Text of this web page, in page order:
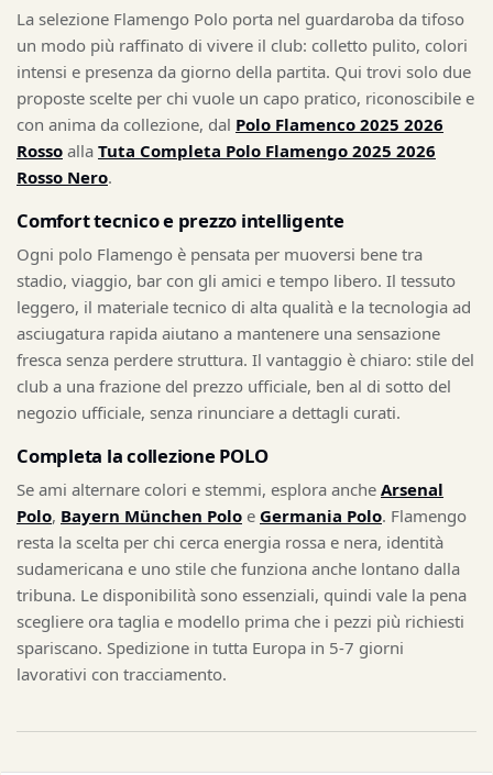
La selezione Flamengo Polo porta nel guardaroba da tifoso
un modo più raffinato di vivere il club: colletto pulito, colori
intensi e presenza da giorno della partita. Qui trovi solo due
proposte scelte per chi vuole un capo pratico, riconoscibile e
con anima da collezione, dal Polo Flamenco 2025 2026
Rosso alla Tuta Completa Polo Flamengo 2025 2026
Rosso Nero.
Comfort tecnico e prezzo intelligente
Ogni polo Flamengo è pensata per muoversi bene tra
stadio, viaggio, bar con gli amici e tempo libero. Il tessuto
leggero, il materiale tecnico di alta qualità e la tecnologia ad
asciugatura rapida aiutano a mantenere una sensazione
fresca senza perdere struttura. Il vantaggio è chiaro: stile del
club a una frazione del prezzo ufficiale, ben al di sotto del
negozio ufficiale, senza rinunciare a dettagli curati.
Completa la collezione POLO
Se ami alternare colori e stemmi, esplora anche Arsenal
Polo, Bayern München Polo e Germania Polo. Flamengo
resta la scelta per chi cerca energia rossa e nera, identità
sudamericana e uno stile che funziona anche lontano dalla
tribuna. Le disponibilità sono essenziali, quindi vale la pena
scegliere ora taglia e modello prima che i pezzi più richiesti
spariscano. Spedizione in tutta Europa in 5-7 giorni
lavorativi con tracciamento.